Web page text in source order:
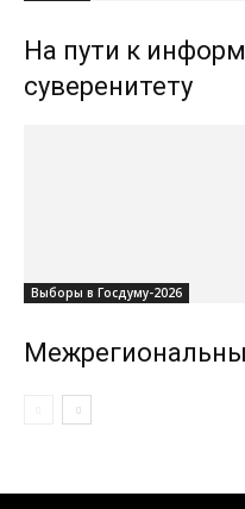
На пути к
суверенитету
Выборы в Госдуму-2026